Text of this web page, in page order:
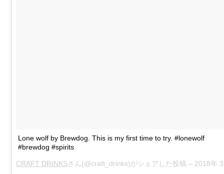
Lone wolf by Brewdog. This is my first time to try. #lonewolf
#brewdog #spirits
CRAFT DRINKSさん(@craft_drinks)がシェアした投稿 – 2018年 3月月4日午後5時